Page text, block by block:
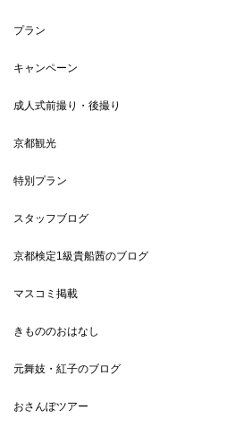
プラン
キャンペーン
成人式前撮り・後撮り
京都観光
特別プラン
スタッフブログ
京都検定1級貴船茜のブログ
マスコミ掲載
きもののおはなし
元舞妓・紅子のブログ
おさんぽツアー